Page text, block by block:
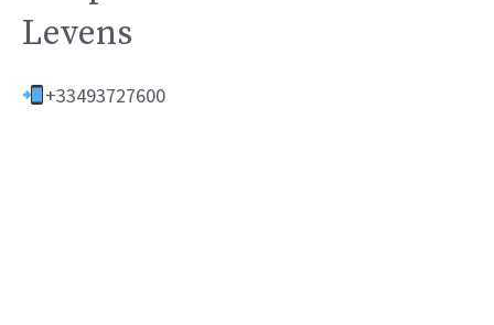
Levens
+33493727600